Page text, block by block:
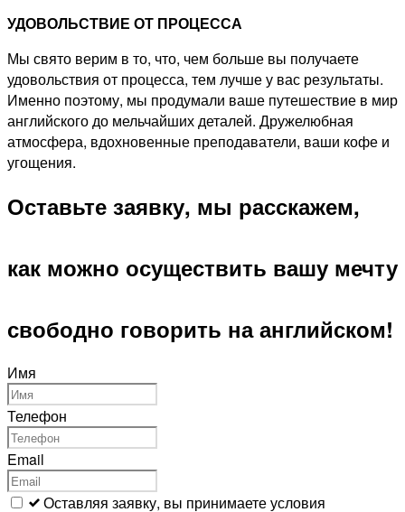
УДОВОЛЬСТВИЕ ОТ ПРОЦЕССА
Мы свято верим в то, что, чем больше вы получаете
удовольствия от процесса, тем лучше у вас результаты.
Именно поэтому, мы продумали ваше путешествие в мир
английского до мельчайших деталей. Дружелюбная
атмосфера, вдохновенные преподаватели, ваши кофе и
угощения.
Оставьте заявку, мы расскажем,
как можно осуществить вашу мечту
свободно говорить на английском!
Leave
this
field
blank
Имя
Телефон
Email
Оставляя заявку, вы принимаете условия